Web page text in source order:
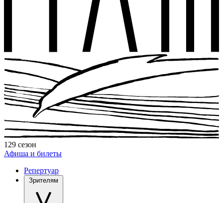
129 сезон
Афиша и билеты
Репертуар
Зрителям